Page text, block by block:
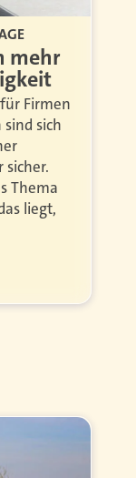
mehr
Firmen
sich
Thema
liegt,